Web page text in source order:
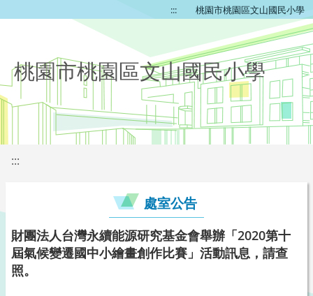
::: 桃園市桃園區文山國民小學
桃園市桃園區文山國民小學
:::
處室公告
財團法人台灣永續能源研究基金會舉辦「2020第十
屆氣候變遷國中小繪畫創作比賽」活動訊息，請查
照。